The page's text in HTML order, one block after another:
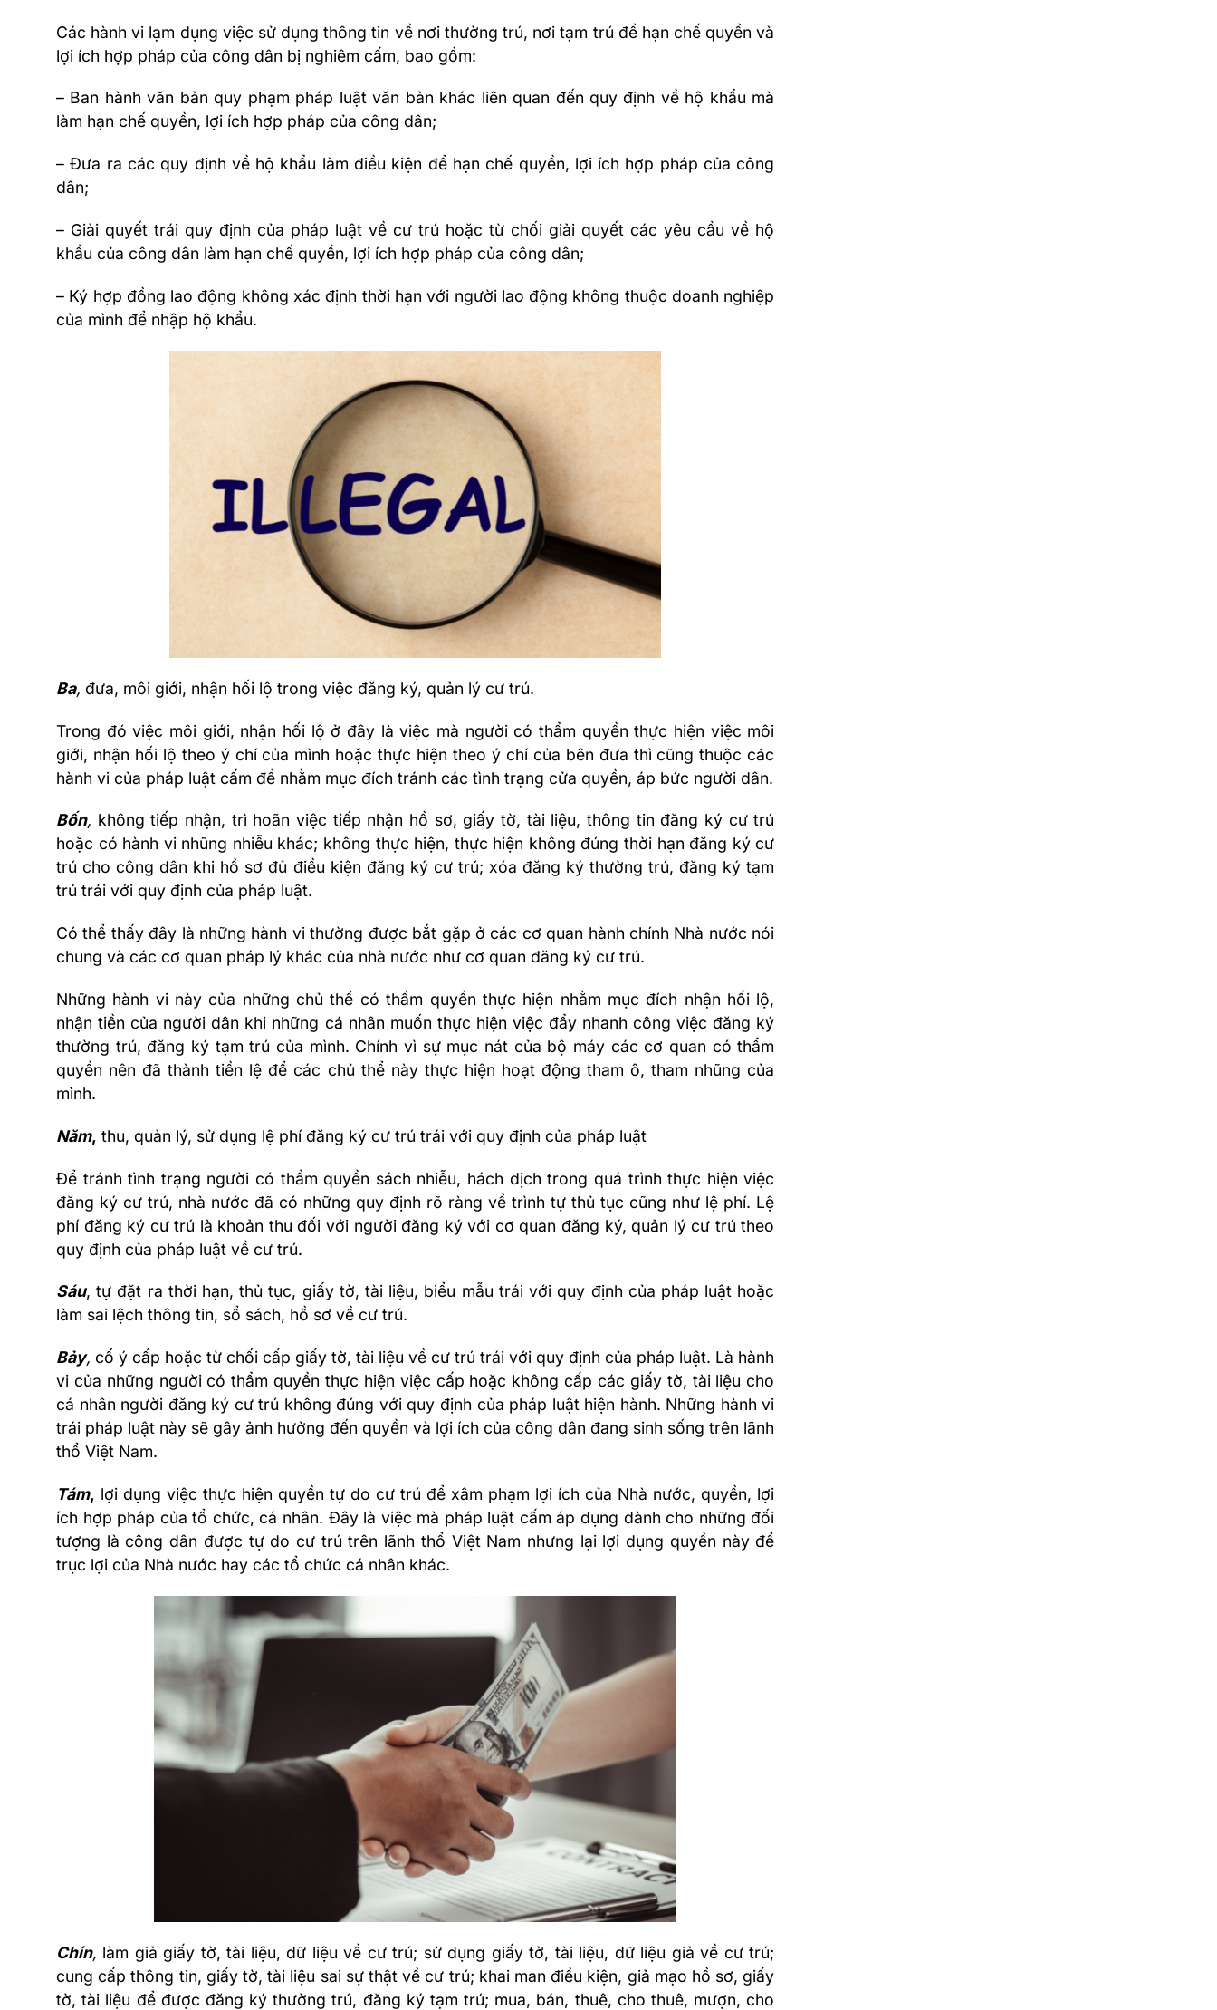
Các hành vi lạm dụng việc sử dụng thông tin về nơi thường trú, nơi tạm trú để hạn chế quyền và
lợi ích hợp pháp của công dân bị nghiêm cấm, bao gồm:
– Ban hành văn bản quy phạm pháp luật văn bản khác liên quan đến quy định về hộ khẩu mà
làm hạn chế quyền, lợi ích hợp pháp của công dân;
– Đưa ra các quy định về hộ khẩu làm điều kiện để hạn chế quyền, lợi ích hợp pháp của công
dân;
– Giải quyết trái quy định của pháp luật về cư trú hoặc từ chối giải quyết các yêu cầu về hộ
khẩu của công dân làm hạn chế quyền, lợi ích hợp pháp của công dân;
– Ký hợp đồng lao động không xác định thời hạnvới người lao động không thuộc doanh nghiệp
của mình để nhập hộ khẩu.
Ba, đưa, môi giới, nhận hối lộ trong việc đăng ký, quản lý cư trú.
Trong đó việc môi giới, nhận hối lộ ở đây là việc mà người có thẩm quyền thực hiện việc môi
giới, nhận hối lộ theo ý chí của mình hoặc thực hiện theo ý chí của bên đưa thì cũng thuộc các
hành vi của pháp luật cấm để nhằm mục đích tránh các tình trạng cửa quyền, áp bức người dân.
Bốn, không tiếp nhận, trì hoãn việc tiếp nhận hồ sơ, giấy tờ, tài liệu, thông tin đăng ký cư trú
hoặc có hành vi nhũng nhiễu khác; không thực hiện, thực hiện không đúng thời hạn đăng ký cư
trú cho công dân khi hồ sơ đủ điều kiện đăng ký cư trú; xóa đăng ký thường trú, đăng ký tạm
trú trái với quy định của pháp luật.
Có thể thấy đây là những hành vi thường được bắt gặp ở các cơ quan hành chính Nhà nước nói
chung và các cơ quan pháp lý khác của nhà nước như cơ quan đăng ký cư trú.
Những hành vi này của những chủ thể có thẩm quyền thực hiện nhằm mục đích nhận hối lộ,
nhận tiền của người dân khi những cá nhân muốn thực hiện việc đẩy nhanh công việc đăng ký
thường trú, đăng ký tạm trú của mình. Chính vì sự mục nát của bộ máy các cơ quan có thẩm
quyền nên đã thành tiền lệ để các chủ thể này thực hiện hoạt động tham ô, tham nhũng của
mình.
Năm, thu, quản lý, sử dụng lệ phí đăng ký cư trú trái với quy định của pháp luật
Để tránh tình trạng người có thẩm quyền sách nhiễu, hách dịch trong quá trình thực hiện việc
đăng ký cư trú, nhà nước đã có những quy định rõ ràng về trình tự thủ tục cũng như lệ phí. Lệ
phí đăng ký cư trú là khoản thu đối với người đăng ký với cơ quan đăng ký, quản lý cư trú theo
quy định của pháp luật về cư trú.
Sáu, tự đặt ra thời hạn, thủ tục, giấy tờ, tài liệu, biểu mẫu trái với quy định của pháp luật hoặc
làm sai lệch thông tin, sổ sách, hồ sơ về cư trú.
Bảy, cố ý cấp hoặc từ chối cấp giấy tờ, tài liệu về cư trú trái với quy định của pháp luật. Là hành
vi của những người có thẩm quyền thực hiện việc cấp hoặc không cấp các giấy tờ, tài liệu cho
cá nhân người đăng ký cư trú không đúng với quy định của pháp luật hiện hành. Những hành vi
trái pháp luật này sẽ gây ảnh hưởng đến quyền và lợi ích của công dân đang sinh sống trên lãnh
thổ Việt Nam.
Tám, lợi dụng việc thực hiện quyền tự do cư trú để xâm phạm lợi ích của Nhà nước, quyền, lợi
ích hợp pháp của tổ chức, cá nhân. Đây là việc mà pháp luật cấm áp dụng dành cho những đối
tượng là công dân được tự do cư trú trên lãnh thổ Việt Nam nhưng lại lợi dụng quyền này để
trục lợi của Nhà nước hay các tổ chức cá nhân khác.
Chín, làm giả giấy tờ, tài liệu, dữ liệu về cư trú; sử dụng giấy tờ, tài liệu, dữ liệu giả về cư trú;
cung cấp thông tin, giấy tờ, tài liệu sai sự thật về cư trú; khai man điều kiện, giả mạo hồ sơ, giấy
tờ, tài liệu để được đăng ký thường trú, đăng ký tạm trú; mua, bán, thuê, cho thuê, mượn, cho